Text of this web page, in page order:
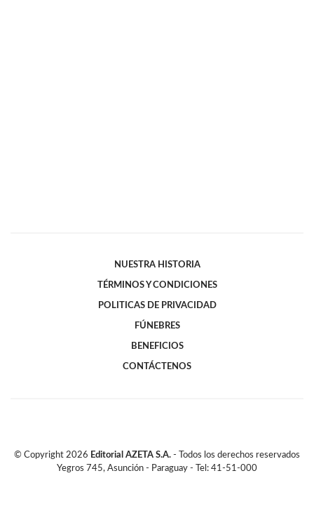
NUESTRA HISTORIA
TÉRMINOS Y CONDICIONES
POLITICAS DE PRIVACIDAD
FÚNEBRES
BENEFICIOS
CONTÁCTENOS
© Copyright 2026 Editorial AZETA S.A. - Todos los derechos reservados
Yegros 745, Asunción - Paraguay - Tel: 41-51-000